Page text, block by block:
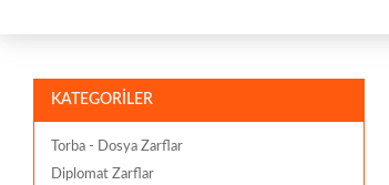
KATEGORİLER
Torba - Dosya Zarflar
Diplomat Zarflar